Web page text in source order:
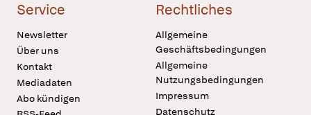
Service
Newsletter
Über uns
Kontakt
Mediadaten
Abo kündigen
Rechtliches
Allgemeine
Geschäftsbedingungen
Allgemeine
Nutzungsbedingungen
Impressum
Datenschutz